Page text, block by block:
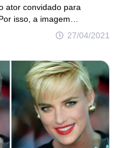
27/04/2021
ator convidado para
isso, a imagem
adaptações
drasticamente diferente,
detalhes de sua